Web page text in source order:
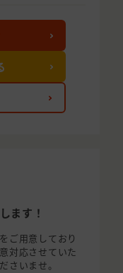
ます！
ご用意しており
対応させていた
さいませ。